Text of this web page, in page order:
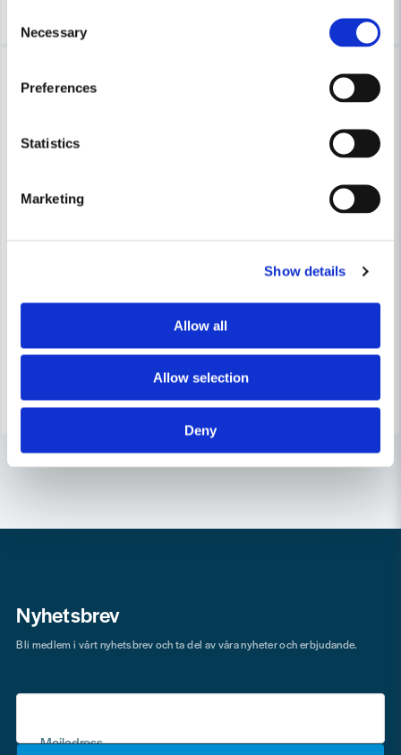
Selection
Necessary
Preferences
Statistics
Marketing
Show details
Allow all
Allow selection
Deny
Stihl Trimmertråd 2,0mmx0,19m 48st/Frp
Leveranstid ifrån leverantör ca
180 kr
Nyhetsbrev
Mejladress
Bli medlem i vårt nyhetsbrev och ta del av våra nyheter och erbjudande.